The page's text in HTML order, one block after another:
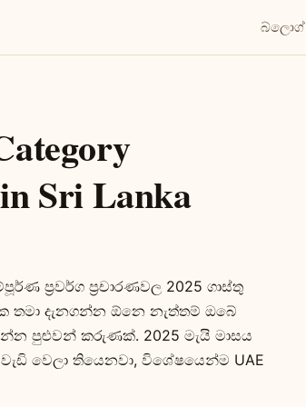
බ්ලොග්
Sri Lanka
ප්‍රවර්ග ප්‍රචාරණවල 2025 ගාස්තු
තමා දැනගන්න ඕනෙ නැත්තම් ඔබේ
පුළුවන් කරුණක්. 2025 මැයි මාසය
වෙලා තියෙනවා, විශේෂයෙන්ම UAE